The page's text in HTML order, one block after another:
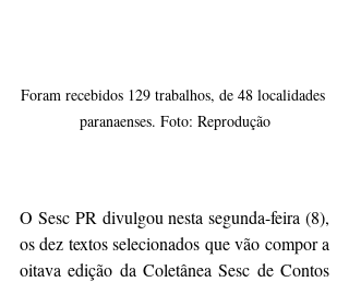
Foram recebidos 129 trabalhos, de 48 localidades
paranaenses. Foto: Reprodução
O Sesc PR divulgou nesta segunda-feira (8),
os dez textos selecionados que vão compor a
oitava edição da Coletânea Sesc de Contos